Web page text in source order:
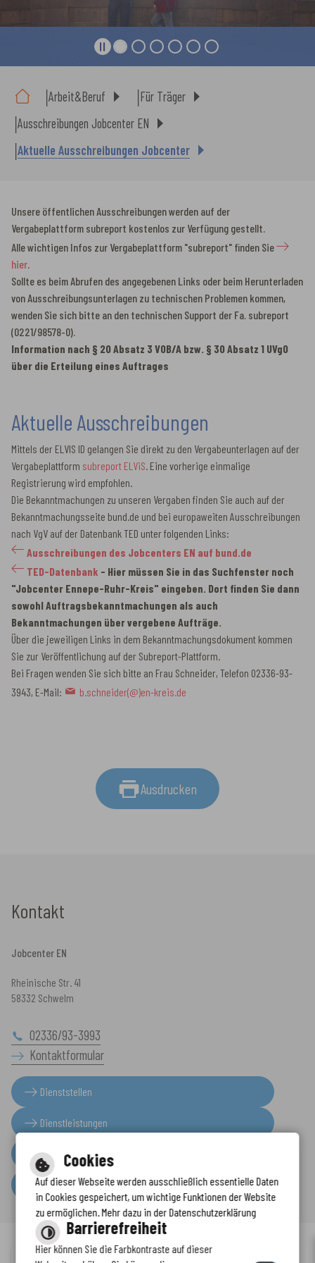
Arbeit&Beruf
Für Träger
Ausschreibungen Jobcenter EN
Aktuelle Ausschreibungen Jobcenter
Unsere öffentlichen Ausschreibungen werden auf der
Vergabeplattform subreport kostenlos zur Verfügung gestellt.
Alle wichtigen Infos zur Vergabeplattform "subreport" finden Sie
hier.
Sollte es beim Abrufen des angegebenen Links oder beim Herunterladen
von Ausschreibungsunterlagen zu technischen Problemen kommen,
wenden Sie sich bitte an den technischen Support der Fa. subreport
(0221/98578-0).
Information nach § 20 Absatz 3 VOB/A bzw. § 30 Absatz 1 UVgO
über die Erteilung eines Auftrages
Aktuelle Ausschreibungen
Mittels der ELVIS ID gelangen Sie direkt zu den Vergabeunterlagen auf der
Vergabeplattform subreport ELViS. Eine vorherige einmalige
Registrierung wird empfohlen.
Die Bekanntmachungen zu unseren Vergaben finden Sie auch auf der
Bekanntmachungsseite bund.de und bei europaweiten Ausschreibungen
nach VgV auf der Datenbank TED unter folgenden Links:
Ausschreibungen des Jobcenters EN auf bund.de
TED-Datenbank - Hier müssen Sie in das Suchfenster noch
"Jobcenter Ennepe-Ruhr-Kreis" eingeben. Dort finden Sie dann
sowohl Auftragsbekanntmachungen als auch
Bekanntmachungen über vergebene Aufträge.
Über die jeweiligen Links in dem Bekanntmachungsdokument kommen
Sie zur Veröffentlichung auf der Subreport-Plattform.
Bei Fragen wenden Sie sich bitte an Frau Schneider, Telefon 02336-93-
3943, E-Mail:
b.schneider(@)en-kreis.de
Ausdrucken
Kontakt
Jobcenter EN
Rheinische Str. 41
58332 Schwelm
02336/93-3993
Kontaktformular
Dienststellen
Dienstleistungen
Presseinformationen
Serviceportal
Cookies
Auf dieser Webseite werden ausschließlich essentielle Daten
in Cookies gespeichert, um wichtige Funktionen der Website
zu ermöglichen. Mehr dazu in der Datenschutzerklärung
Barrierefreiheit
Hier können Sie die Farbkontraste auf dieser